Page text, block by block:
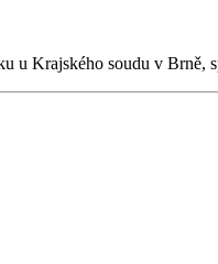
u Krajského soudu v Brně,